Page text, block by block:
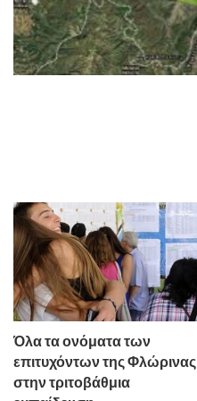
Όλα τα ονόματα των
επιτυχόντων της Φλώρινας
στην τριτοβάθμια